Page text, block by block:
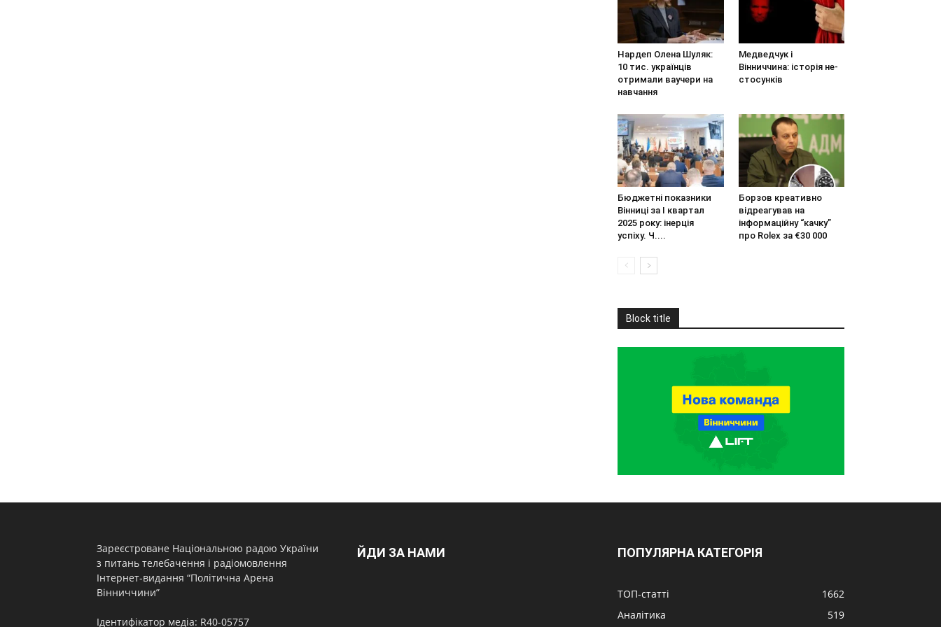
Нардеп Олена Шуляк:
10 тис. українців
отримали ваучери на
навчання
Медведчук і
Вінниччина: історія не-
стосунків
Бюджетні показники
Вінниці за І квартал
2025 року: інерція
успіху. Ч....
Борзов креативно
відреагував на
інформаційну “качку”
про Rolex за €30 000
Block title
Зареєстроване Національною радою України
з питань телебачення і радіомовлення
Інтернет-видання “Політична Арена
Вінниччини”
Ідентифікатор медіа: R40-05757
ЙДИ ЗА НАМИ ПОПУЛЯРНА КАТЕГОРІЯ
ТОП-статті
1662
Аналітика
519